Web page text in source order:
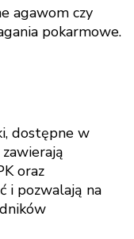
agawom czy
pokarmowe.
dostępne w
oraz
i pozwalają na